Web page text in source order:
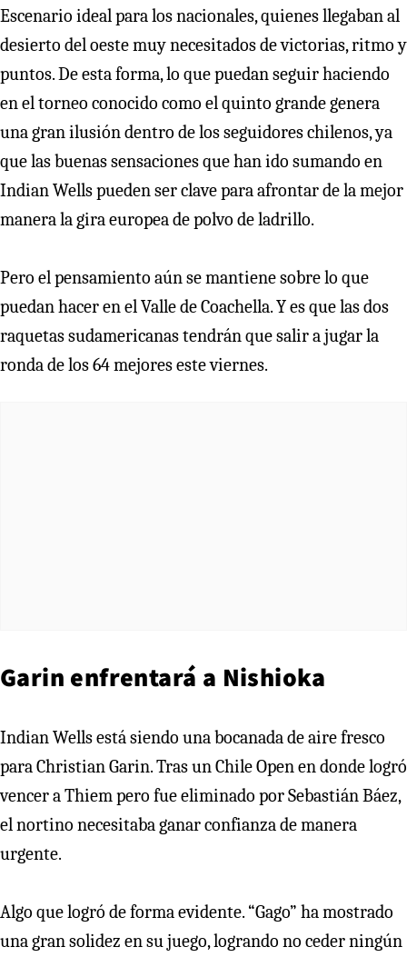
Escenario ideal para los nacionales, quienes llegaban al
desierto del oeste muy necesitados de victorias, ritmo y
puntos. De esta forma, lo que puedan seguir haciendo
en el torneo conocido como el quinto grande genera
una gran ilusión dentro de los seguidores chilenos, ya
que las buenas sensaciones que han ido sumando en
Indian Wells pueden ser clave para afrontar de la mejor
manera la gira europea de polvo de ladrillo.
Pero el pensamiento aún se mantiene sobre lo que
puedan hacer en el Valle de Coachella. Y es que las dos
raquetas sudamericanas tendrán que salir a jugar la
ronda de los 64 mejores este viernes.
Garin enfrentará a Nishioka
Indian Wells está siendo una bocanada de aire fresco
para Christian Garin. Tras un Chile Open en donde logró
vencer a Thiem pero fue eliminado por Sebastián Báez,
el nortino necesitaba ganar confianza de manera
urgente.
Algo que logró de forma evidente. “Gago” ha mostrado
una gran solidez en su juego, logrando no ceder ningún